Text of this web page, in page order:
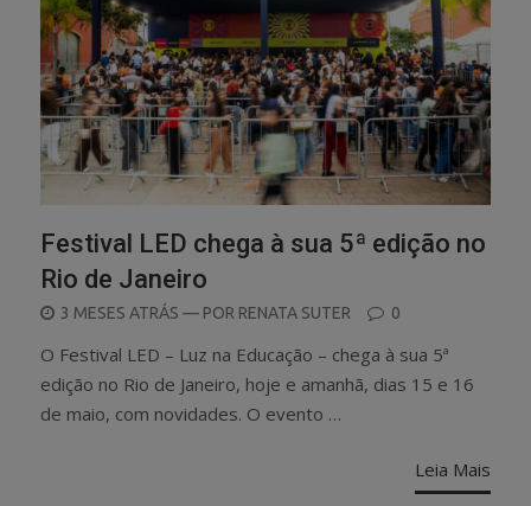
Festival LED chega à sua 5ª edição no
Rio de Janeiro
POSTED
3 MESES ATRÁS — POR RENATA SUTER 0
O Festival LED – Luz na Educação – chega à sua 5ª
edição no Rio de Janeiro, hoje e amanhã, dias 15 e 16
de maio, com novidades. O evento …
Leia Mais